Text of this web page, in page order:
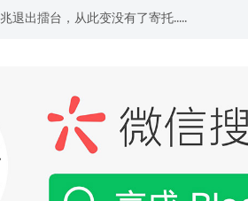
退出擂台，从此变没有了寄托.....